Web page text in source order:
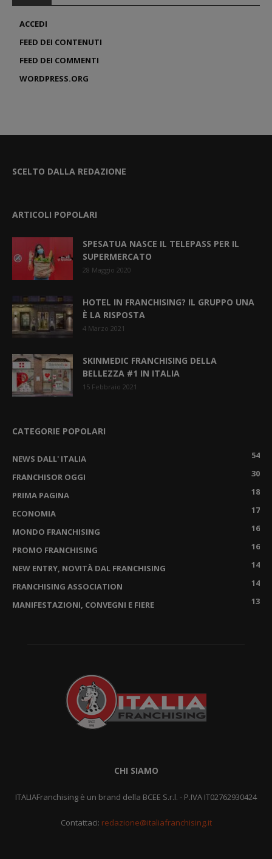
ACCEDI
FEED DEI CONTENUTI
FEED DEI COMMENTI
WORDPRESS.ORG
SCELTO DALLA REDAZIONE
ARTICOLI POPOLARI
SPESATUA NASCE IL TELEPASS PER IL
SUPERMERCATO
28 Maggio 2020
HOTEL IN FRANCHISING? IL GRUPPO UNA
È LA RISPOSTA
4 Marzo 2021
SKINMEDIC FRANCHISING DELLA
BELLEZZA #1 IN ITALIA
15 Febbraio 2021
CATEGORIE POPOLARI
NEWS DALL' ITALIA
54
FRANCHISOR OGGI
30
PRIMA PAGINA
18
ECONOMIA
17
MONDO FRANCHISING
16
PROMO FRANCHISING
16
NEW ENTRY, NOVITÀ DAL FRANCHISING
14
FRANCHISING ASSOCIATION
14
MANIFESTAZIONI, CONVEGNI E FIERE
13
CHI SIAMO
ITALIAFranchising è un brand della BCEE S.r.l. - P.IVA IT02762930424
Contattaci: redazione@italiafranchising.it